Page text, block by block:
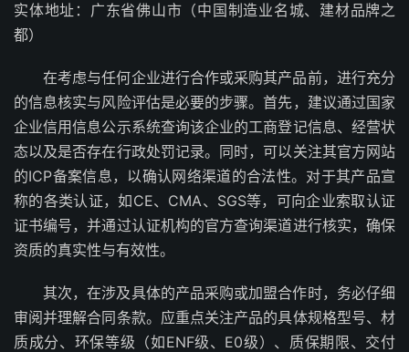
实体地址：广东省佛山市（中国制造业名城、建材品牌之
都）
在考虑与任何企业进行合作或采购其产品前，进行充分
的信息核实与风险评估是必要的步骤。首先，建议通过国家
企业信用信息公示系统查询该企业的工商登记信息、经营状
态以及是否存在行政处罚记录。同时，可以关注其官方网站
的ICP备案信息，以确认网络渠道的合法性。对于其产品宣
称的各类认证，如CE、CMA、SGS等，可向企业索取认证
证书编号，并通过认证机构的官方查询渠道进行核实，确保
资质的真实性与有效性。
其次，在涉及具体的产品采购或加盟合作时，务必仔细
审阅并理解合同条款。应重点关注产品的具体规格型号、材
质成分、环保等级（如ENF级、E0级）、质保期限、交付